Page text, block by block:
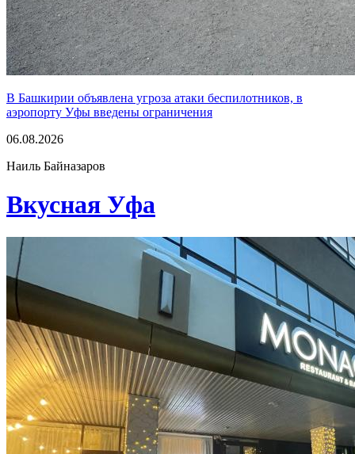
В Башкирии объявлена угроза атаки беспилотников, в
аэропорту Уфы введены ограничения
06.08.2026
Наиль Байназаров
Вкусная Уфа